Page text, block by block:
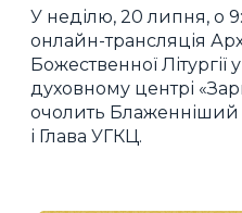
У неділю, 20 липня, о
онлайн-трансляція
Божественної
духовному центрі
очолить Блаженніший
і Глава УГКЦ.